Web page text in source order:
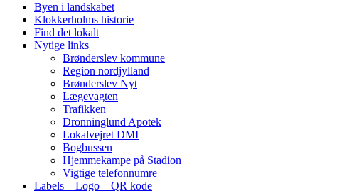
Byen i landskabet
Klokkerholms historie
Find det lokalt
Nytige links
Brønderslev kommune
Region nordjylland
Brønderslev Nyt
Lægevagten
Trafikken
Dronninglund Apotek
Lokalvejret DMI
Bogbussen
Hjemmekampe på Stadion
Vigtige telefonnumre
Labels – Logo – QR kode